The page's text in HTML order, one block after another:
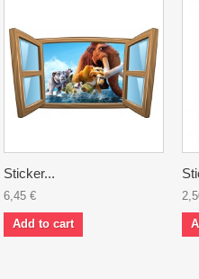
Sticker...
6,45 €
Add to cart